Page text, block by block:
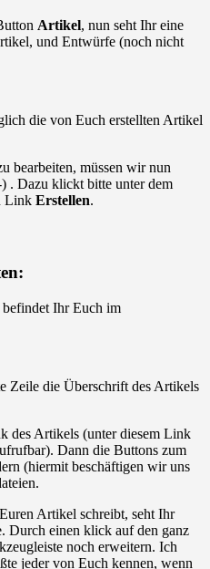
Artikel, nun seht Ihr eine
und Entwürfe (noch nicht
die von Euch erstellten Artikel
bearbeiten, müssen wir nun
. Dazu klickt bitte unter dem
Link Erstellen.
befindet Ihr Euch im
Zeile die Überschrift des Artikels
des Artikels (unter diesem Link
Dann die Buttons zum
(hiermit beschäftigen wir uns
Artikel schreibt, seht Ihr
Durch einen klick auf den ganz
noch erweitern. Ich
jeder von Euch kennen, wenn